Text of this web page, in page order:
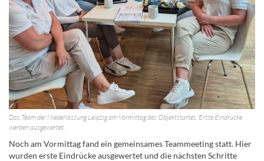
Das Team der Niederlassung Leipzig am Vormittag des Objektstartes. Erste Eindrücke
werden ausgewertet.
Noch am Vormittag fand ein gemeinsames Teammeeting statt. Hier
wurden erste Eindrücke ausgewertet und die nächsten Schritte